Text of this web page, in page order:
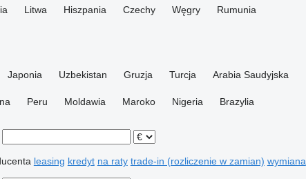
Litwa Hiszpania Czechy Węgry
Rumunia
Japonia Uzbekistan Gruzja Turcja
Arabia Saudyjska
Peru Moldawia Maroko Nigeria
Brazylia
leasing kredyt na raty trade-in (rozliczenie w zamian) wymiana